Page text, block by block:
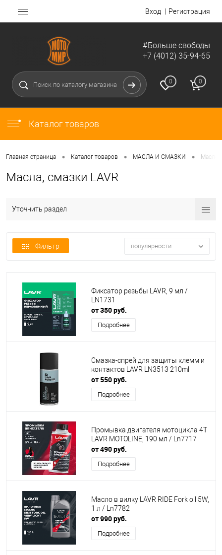
Вход Регистрация
#Больше свободы
+7 (4012) 35-94-65
0 0
Каталог товаров
Главная страница • Каталог товаров • МАСЛА И СМАЗКИ • Масла,
Масла, смазки LAVR
Уточнить раздел
Фильтр популярности
Фиксатор резьбы LAVR, 9 мл /
LN1731
от 350 руб.
Подробнее
Смазка-спрей для защиты клемм и
контактов LAVR LN3513 210ml
от 550 руб.
Подробнее
Промывка двигателя мотоцикла 4Т
LAVR MOTOLINE, 190 мл / Ln7717
от 490 руб.
Подробнее
Масло в вилку LAVR RIDE Fork oil 5W,
1 л / Ln7782
от 990 руб.
Подробнее